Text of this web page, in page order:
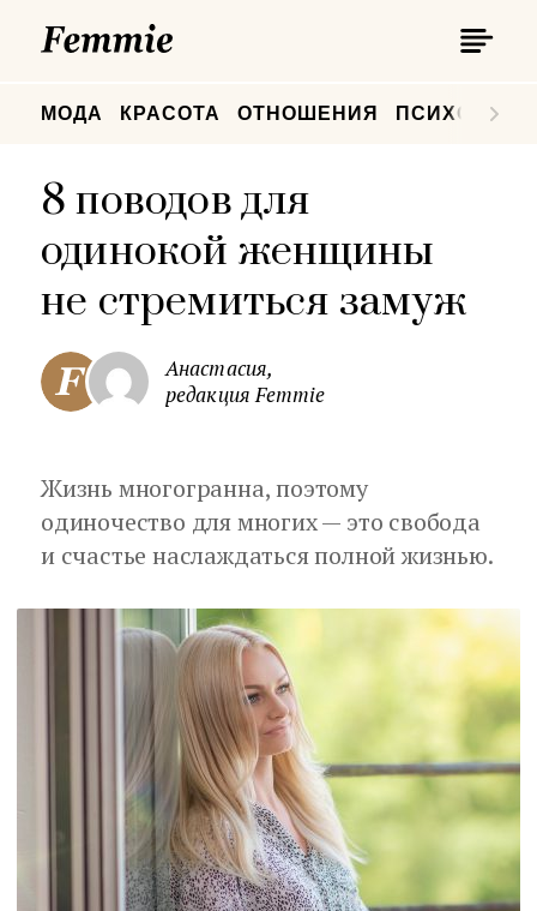
МОДА КРАСОТА ОТНОШЕНИЯ
8 поводов для
одинокой женщины
не стремиться замуж
Анастасия,
редакция Femmie
Жизнь многогранна, поэтому
одиночество для многих — это свобода
и счастье наслаждаться полной жизнью.